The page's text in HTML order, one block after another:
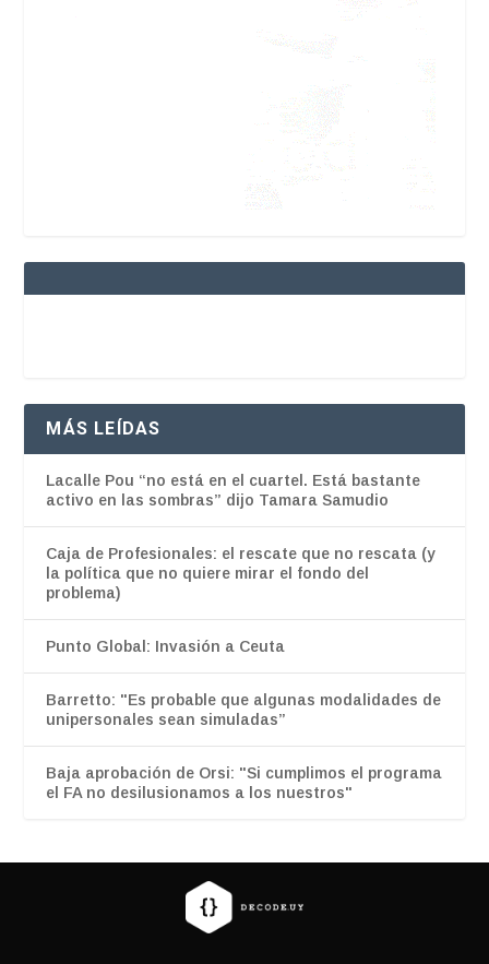
MÁS LEÍDAS
Lacalle Pou “no está en el cuartel. Está bastante
activo en las sombras” dijo Tamara Samudio
Caja de Profesionales: el rescate que no rescata (y
la política que no quiere mirar el fondo del
problema)
Punto Global: Invasión a Ceuta
Barretto: "Es probable que algunas modalidades de
unipersonales sean simuladas”
Baja aprobación de Orsi: "Si cumplimos el programa
el FA no desilusionamos a los nuestros"